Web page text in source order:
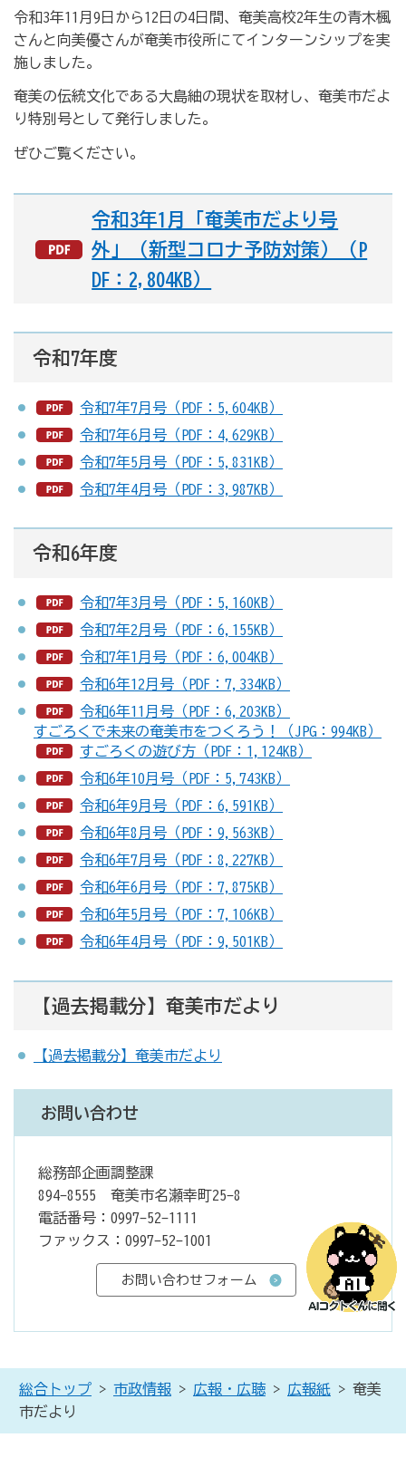
令和3年11月9日から12日の4日間、奄美高校2年生の青木楓
さんと向美優さんが奄美市役所にてインターンシップを実
施しました。
奄美の伝統文化である大島紬の現状を取材し、奄美市だよ
り特別号として発行しました。
ぜひご覧ください。
令和3年1月「奄美市だより号
外」（新型コロナ予防対策）（P
DF：2,804KB）
令和7年度
令和7年7月号（PDF：5,604KB）
令和7年6月号（PDF：4,629KB）
令和7年5月号（PDF：5,831KB）
令和7年4月号（PDF：3,987KB）
令和6年度
令和7年3月号（PDF：5,160KB）
令和7年2月号（PDF：6,155KB）
令和7年1月号（PDF：6,004KB）
令和6年12月号（PDF：7,334KB）
令和6年11月号（PDF：6,203KB）
すごろくで未来の奄美市をつくろう！（JPG：994KB）
すごろくの遊び方（PDF：1,124KB）
令和6年10月号（PDF：5,743KB）
令和6年9月号（PDF：6,591KB）
令和6年8月号（PDF：9,563KB）
令和6年7月号（PDF：8,227KB）
令和6年6月号（PDF：7,875KB）
令和6年5月号（PDF：7,106KB）
令和6年4月号（PDF：9,501KB）
【過去掲載分】奄美市だより
【過去掲載分】奄美市だより
お問い合わせ
総務部企画調整課
894-8555 奄美市名瀬幸町25-8
電話番号：0997-52-1111
ファックス：0997-52-1001
総合トップ > 市政情報 > 広報・広聴 > 広報紙 > 奄美
市だより